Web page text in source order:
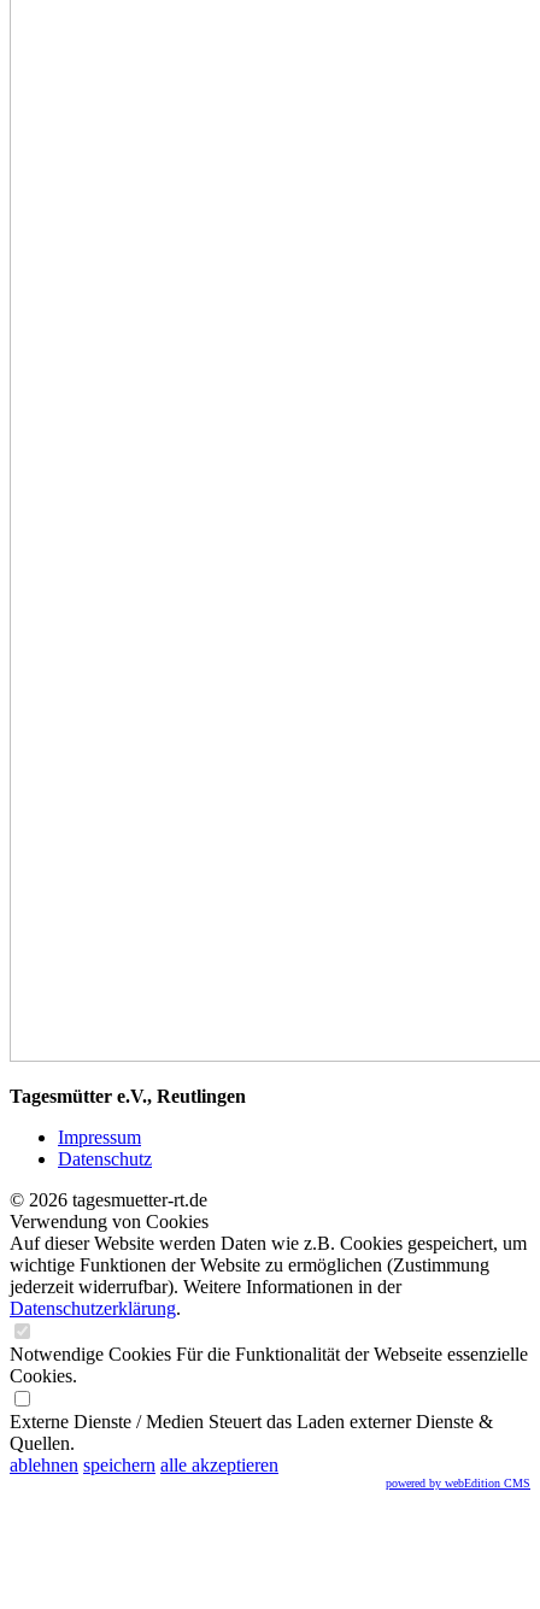
Tagesmütter e.V., Reutlingen
Impressum
Datenschutz
© 2026 tagesmuetter-rt.de
Verwendung von Cookies
Auf dieser Website werden Daten wie z.B. Cookies gespeichert, um
wichtige Funktionen der Website zu ermöglichen (Zustimmung
jederzeit widerrufbar). Weitere Informationen in der
Datenschutzerklärung.
Notwendige Cookies Für die Funktionalität der Webseite essenzielle
Cookies.
Externe Dienste / Medien Steuert das Laden externer Dienste &
Quellen.
ablehnen speichern alle akzeptieren
powered by webEdition CMS